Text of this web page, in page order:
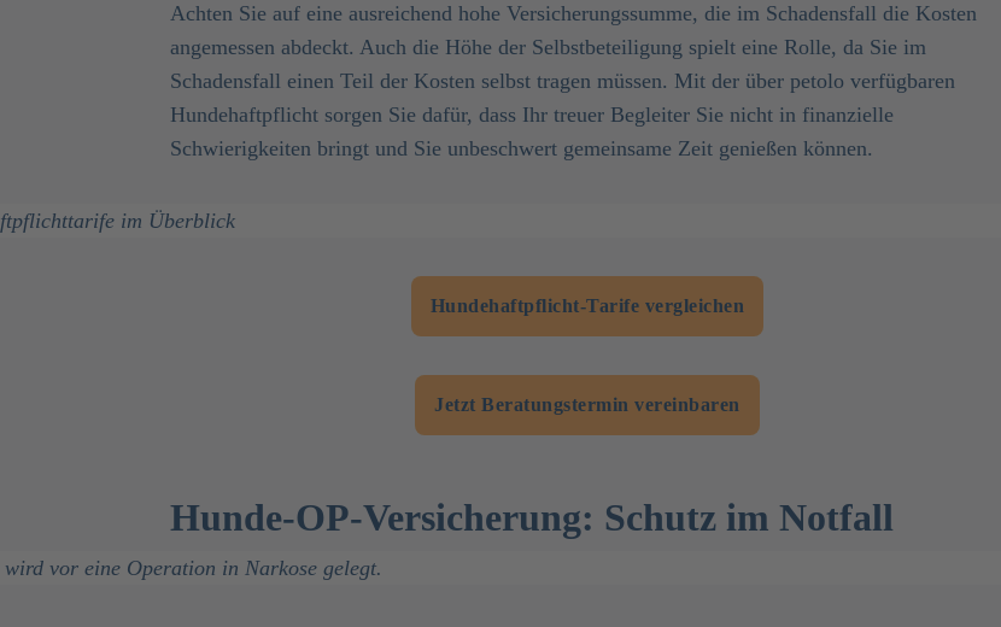
Achten Sie auf eine ausreichend hohe Versicherungssumme, die im Schadensfall die Kosten
angemessen abdeckt. Auch die Höhe der Selbstbeteiligung spielt eine Rolle, da Sie im
Schadensfall einen Teil der Kosten selbst tragen müssen. Mit der über petolo verfügbaren
Hundehaftpflicht sorgen Sie dafür, dass Ihr treuer Begleiter Sie nicht in finanzielle
Schwierigkeiten bringt und Sie unbeschwert gemeinsame Zeit genießen können.
Hundehaftpflicht-Tarife vergleichen
Jetzt Beratungstermin vereinbaren
Hunde-OP-Versicherung: Schutz im Notfall